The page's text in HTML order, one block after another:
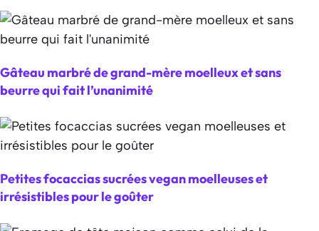
Gâteau marbré de grand-mère moelleux et sans
beurre qui fait l’unanimité
Petites focaccias sucrées vegan moelleuses et
irrésistibles pour le goûter